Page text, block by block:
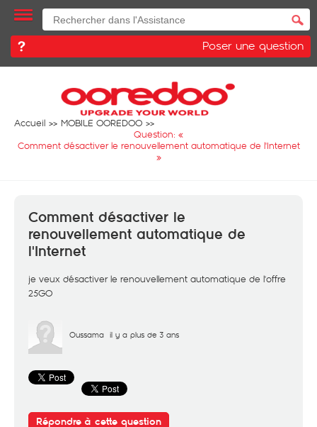
Poser une question
Accueil
MOBILE OOREDOO
Question: «
Comment désactiver le renouvellement automatique de l'Internet
»
Comment désactiver le
renouvellement automatique de
l'Internet
je veux désactiver le renouvellement automatique de l'offre
25GO
Oussama il y a plus de 3 ans
Répondre à cette question